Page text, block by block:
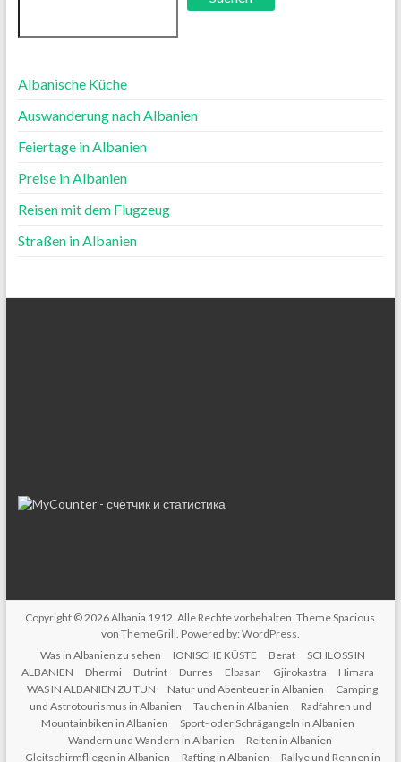
Albanische Küche
Auswanderung nach Albanien
Feiertage in Albanien
Preise in Albanien
Reisen mit dem Flugzeug
Straßen in Albanien
Copyright © 2026Albania 1912. Alle Rechte vorbehalten. ThemeSpacious
von ThemeGrill. Powered by: WordPress.
Was in Albanien zu sehen
IONISCHE KÜSTE Berat
SCHLOSS IN
ALBANIEN
Dhermi Butrint Durres Elbasan Gjirokastra
Himara
WAS IN ALBANIEN ZU TUN
Natur und Abenteuer in Albanien
Camping
und Astrotourismus in Albanien
Tauchen in Albanien
Radfahren und
Mountainbiken in Albanien
Sport- oder Schrägangeln in Albanien
Wandern und Wandern in Albanien
Reiten in Albanien
Gleitschirmfliegen in Albanien
Rafting in Albanien Rallye und Rennen in